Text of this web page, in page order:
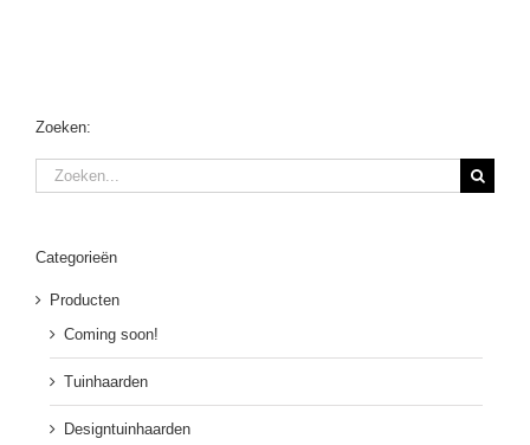
Zoeken:
Zoeken
naar:
Categorieën
Producten
Coming soon!
Tuinhaarden
Designtuinhaarden